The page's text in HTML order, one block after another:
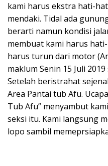
kami harus ekstra hati-
mendaki. Tidal ada
berarti namun kondisi
membuat kami harus
harus turun dari motor
maklum Senin 15 Juli
Setelah beristrahat
Area Pantai tub Afu.
Tub Afu” menyambut
seksi itu. Kami langsung
lopo sambil